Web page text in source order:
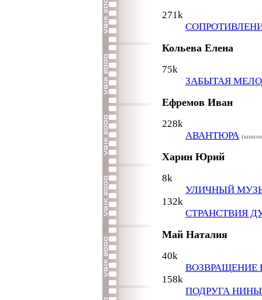
271k
Кольева Елена
75k
ЗАБЫТАЯ
Ефремов Иван
228k
АВАНТЮРА
Харин Юрий
8k
УЛИЧНЫЙ
132k
СТРАНСТВИЯ
Май Наталия
40k
ВОЗВРАЩЕНИЕ
158k
ПОДРУГА